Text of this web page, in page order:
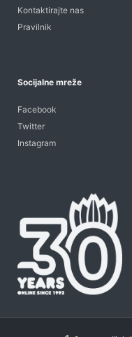
Kontaktirajte nas
Pravilnik
Socijalne mreže
Facebook
Twitter
Instagram